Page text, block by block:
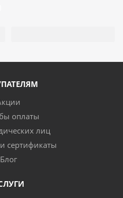
оплаты
лиц
сертификаты
Блог